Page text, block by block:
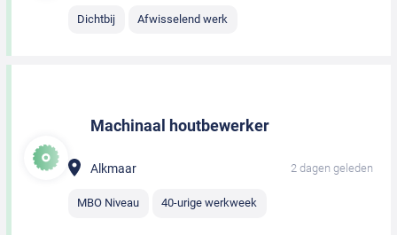
Dichtbij Afwisselend werk
Machinaal houtbewerker
Alkmaar 2 dagen geleden
MBO Niveau 40-urige werkweek